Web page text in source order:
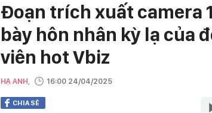
Đoạn trích xuất camera
bày hôn nhân kỳ lạ của
viên hot Vbiz
HẠ ANH, 16:00 24/04/2025
CHIA SẺ